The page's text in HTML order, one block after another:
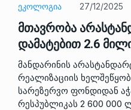
ᲔᲙᲝᲚᲝᲒᲘᲐ 27/12/2025
მთავრობა
დამატებით 2.6
მანდარინის
რეალიზაციის
სარეზერვო ფონდიდან
რესპუბლიკას 2 600 000